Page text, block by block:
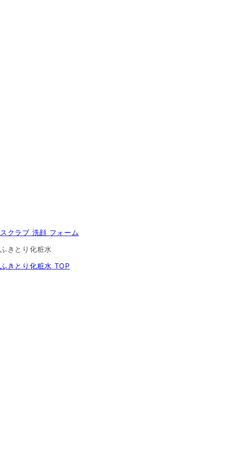
スクラブ 洗顔 フォーム
ふきとり化粧水
ふきとり化粧水 TOP